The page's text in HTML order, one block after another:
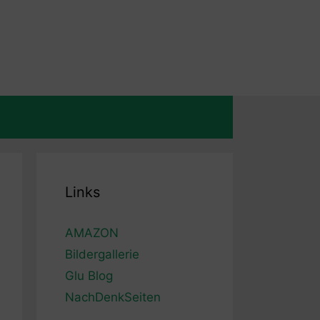
Links
AMAZON
Bildergallerie
Glu Blog
NachDenkSeiten